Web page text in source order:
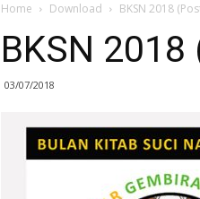
Home Download BKSN 2018
BKSN
03/07/2018